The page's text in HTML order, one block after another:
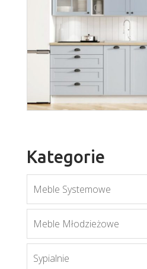
scandi
Więcej
Kategorie
Meble Systemowe
Meble Młodzieżowe
Sypialnie